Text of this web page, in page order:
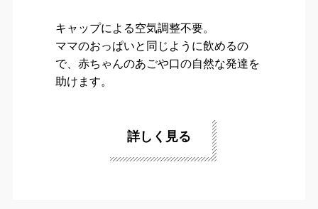
キャップによる空気調整不要。
ママのおっぱいと同じように飲めるの
で、赤ちゃんのあごや口の自然な発達を
助けます。
詳しく見る